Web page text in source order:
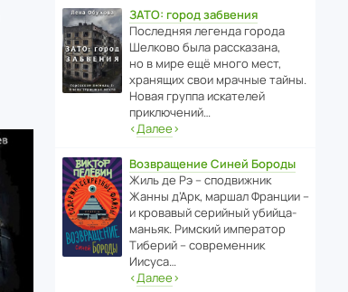
ЗАТО: город забвения
После­дняя легенда города
Шелково была расска­зана,
но в мире ещё много мест,
хранящих свои мрачные тайны.
Новая группа иска­телей
приключений…
‹Далее›
Возвращение Синей Бороды
Жиль де Рэ – спод­ви­жник
Жанны д’Арк, маршал Франции –
и кровавый серийный убийца-
маньяк. Римский импе­ратор
Тиберий – совре­менник
Иисуса…
‹Далее›